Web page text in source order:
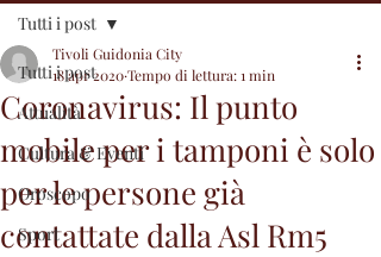
Tutti i post
Attualità
Cultura & Eventi
Oroscopo
Sport
Tutti i post
Coronavirus: Il punto
mobile per i tamponi è solo
per le persone già
contattate dalla Asl Rm5
Tivoli Guidonia City
18 apr 2020Tempo di lettura: 1 min